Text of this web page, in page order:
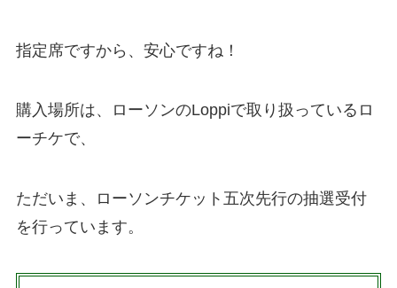
指定席ですから、安心ですね！
購入場所は、ローソンのLoppiで取り扱っているロ
ーチケで、
ただいま、ローソンチケット五次先行の抽選受付
を行っています。